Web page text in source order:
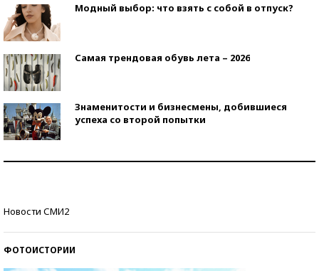
Модный выбор: что взять с собой в отпуск?
Самая трендовая обувь лета – 2026
Знаменитости и бизнесмены, добившиеся
успеха со второй попытки
Новости СМИ2
ФОТОИСТОРИИ